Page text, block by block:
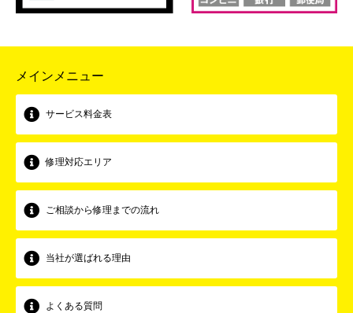
メインメニュー
サービス料金表
修理対応エリア
ご相談から修理までの流れ
当社が選ばれる理由
よくある質問